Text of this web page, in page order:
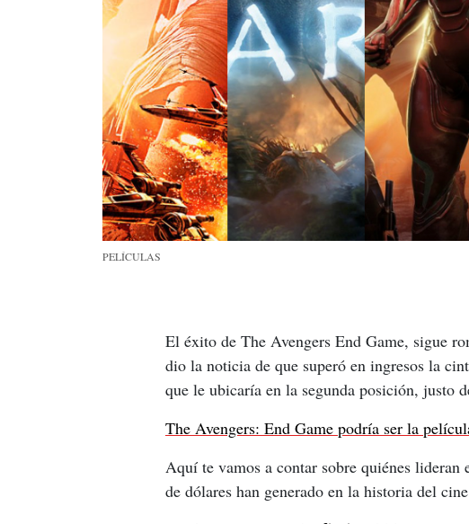
PELÍCULAS
El éxito de The Avengers End Game, sigue
dio la noticia de que superó en ingresos la
que le ubicaría en la segunda posición, justo
The Avengers: End Game podría ser la
Aquí te vamos a contar sobre quiénes
de dólares han generado en la historia del